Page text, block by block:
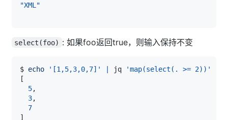
"XML"
select(foo) : 如果foo返回true，则输入保持不变
$ echo '[1,5,3,0,7]' | jq
'map(select(. >= 2))'
[
5
3
7
]